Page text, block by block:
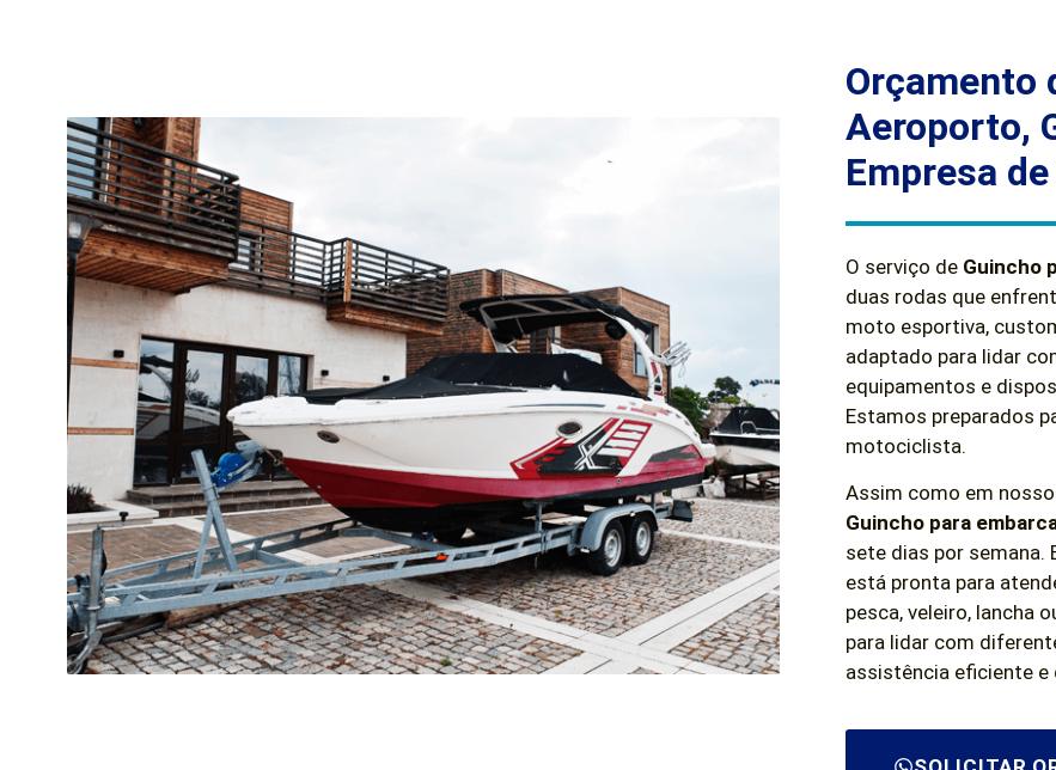
Orçamento
Aeroporto,
Empresa
O serviço de Guincho
duas rodas que
moto esportiva,
adaptado para lidar
equipamentos e
Estamos preparados
motociclista.
Assim como em
Guincho para
sete dias por semana.
está pronta para
pesca, veleiro, lancha
para lidar com
assistência eficiente e